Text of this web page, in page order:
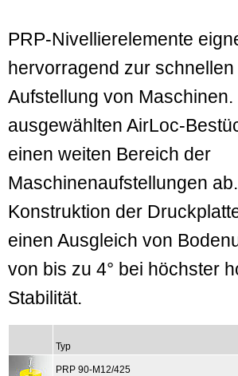
PRP-Nivellierelemente
hervorragend zur
Aufstellung von Maschinen.
ausgewählten AirLoc-
einen weiten Bereich der
Maschinenaufstellungen
Konstruktion der
einen Ausgleich von
von bis zu 4° bei höchster
Stabilität.
Typ
PRP 90-M12/425